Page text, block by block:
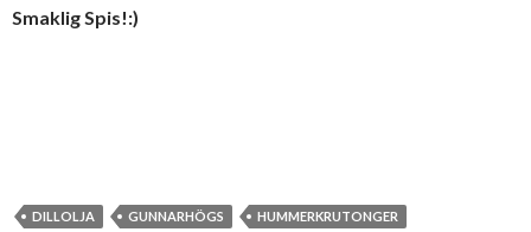
Smaklig Spis!:)
DILLOLJA GUNNARHÖGS
HUMMERKRUTONGER